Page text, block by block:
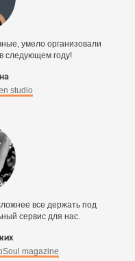
умело организовали
следующем году!
studio
все держать под
сервис для нас.
magazine